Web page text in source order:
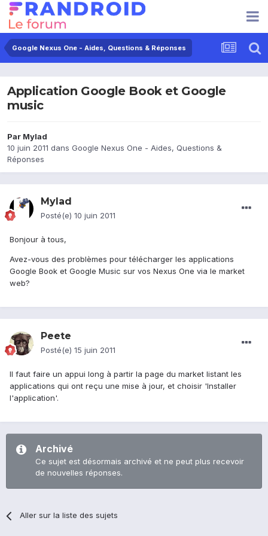
Google Nexus One - Aides, Questions & Réponses
Application Google Book et Google
music
Par Mylad
10 juin 2011 dans Google Nexus One - Aides, Questions &
Réponses
Mylad
Posté(e) 10 juin 2011
Bonjour à tous,
Avez-vous des problèmes pour télécharger les applications
Google Book et Google Music sur vos Nexus One via le market
web?
Peete
Posté(e) 15 juin 2011
Il faut faire un appui long à partir la page du market listant les
applications qui ont reçu une mise à jour, et choisir 'Installer
l'application'.
Archivé
Ce sujet est désormais archivé et ne peut plus recevoir
de nouvelles réponses.
Aller sur la liste des sujets